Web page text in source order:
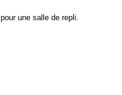
pour une salle de repli.